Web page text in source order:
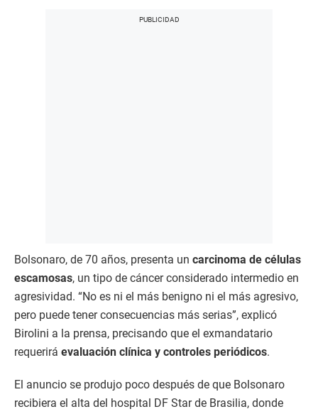
Bolsonaro, de 70 años, presenta un carcinoma de células
escamosas, un tipo de cáncer considerado intermedio en
agresividad. “No es ni el más benigno ni el más agresivo,
pero puede tener consecuencias más serias”, explicó
Birolini a la prensa, precisando que el exmandatario
requerirá evaluación clínica y controles periódicos.
El anuncio se produjo poco después de que Bolsonaro
recibiera el alta del hospital DF Star de Brasilia, donde